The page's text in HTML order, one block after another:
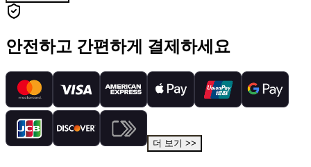
안전하고 간편하게 결제하세요
더 보기 >>